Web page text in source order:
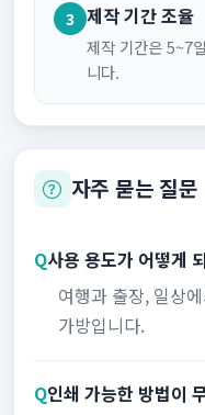
3 제작 기간 조율
제작 기간은 5~7
니다.
자주 묻는 질문
Q사용 용도가 어떻게
여행과 출장, 일상
가방입니다.
Q인쇄 가능한 방법이